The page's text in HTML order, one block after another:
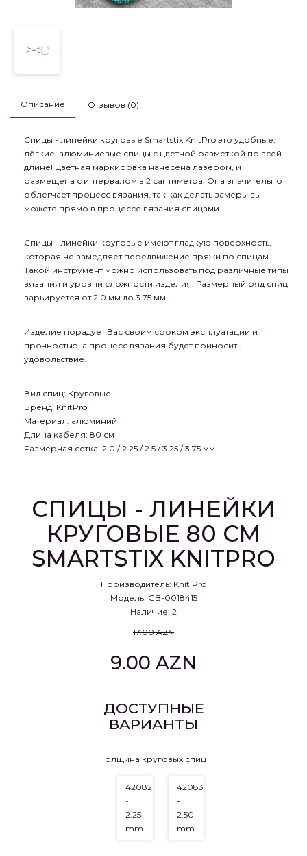
Описание Отзывов (0)
Спицы - линейки круговые Smartstix KnitPro это удобные,
лёгкие, алюминиевые спицы с цветной разметкой по всей
длине! Цветная маркировка нанесена лазером, и
размещена с интервалом в 2 сантиметра. Она значительно
облегчает процесс вязания, так как делать замеры вы
можете прямо в процессе вязания спицами.
Спицы - линейки круговые имеют гладкую поверхность,
которая не замедляет передвижение пряжи по спицам.
Такой инструмент можно использовать под различные типы
вязания и уровни сложности изделия. Размерный ряд спиц
варьируется от 2.0 мм до 3.75 мм.
Изделие порадует Вас своим сроком эксплуатации и
прочностью, а процесс вязания будет приносить
удовольствие.
Вид спиц: Круговые
Бренд: KnitPro
Материал: алюминий
Длина кабеля: 80 см
Размерная сетка: 2.0 / 2.25 / 2.5 / 3.25 / 3.75 мм
СПИЦЫ - ЛИНЕЙКИ
КРУГОВЫЕ 80 CM
SMARTSTIX KNITPRO
Производитель: Knit Pro
Модель: GB-0018415
Наличие: 2
17.00 AZN
9.00 AZN
ДОСТУПНЫЕ
ВАРИАНТЫ
Толщина круговых спиц
42082
-
2.25
mm
42083
-
2.50
mm